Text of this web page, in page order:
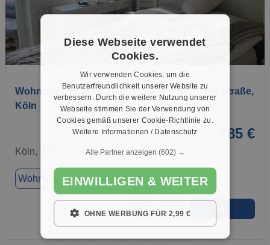
1 / 11
Wohnungsswap - 2 Zimmer, 59 m² - Krefelder Straße,
Köln
785 €
Köln, 50670
Wohnung ca. 59,00 m² Zimmer 2
★ ➦
Diese Webseite verwendet
Cookies.
Wir verwenden Cookies, um die
Benutzerfreundlichkeit unserer Website zu
verbessern. Durch die weitere Nutzung unserer
Webseite stimmen Sie der Verwendung von
Cookies gemäß unserer Cookie-Richtlinie zu.
Weitere Informationen / Datenschutz
Alle Partner anzeigen (602) →
EINWILLIGEN & WEITER
OHNE WERBUNG FÜR 2,99 €